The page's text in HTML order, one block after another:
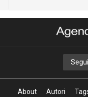
About Autori